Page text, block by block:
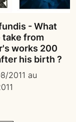
- What
take from
works 200
his birth ?
2011 au